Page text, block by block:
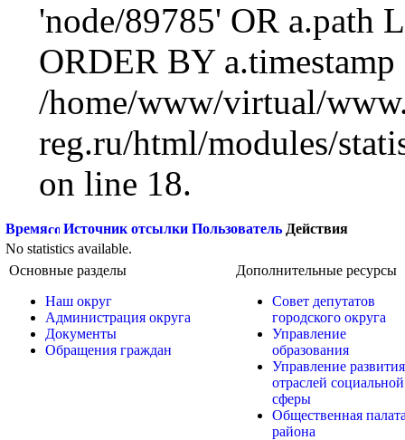
'node/89785' OR a.path
ORDER BY
/home/www/virtual/
reg.ru/html/modules/
on line 18.
Время Источник отсылки Пользователь Действия
No statistics available.
Основные разделы
Наш округ
Администрация округа
Документы
Обращения граждан
Дополнительные ресурсы
Совет депутатов
городского округа
Управление
образования
Управление развития
отраслей социальной
сферы
Общественная
района